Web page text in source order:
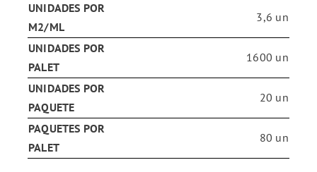
UNIDADES POR
M2/ML
3,6 un
UNIDADES POR
PALET
1600 un
UNIDADES POR
PAQUETE
20 un
PAQUETES POR
PALET
80 un